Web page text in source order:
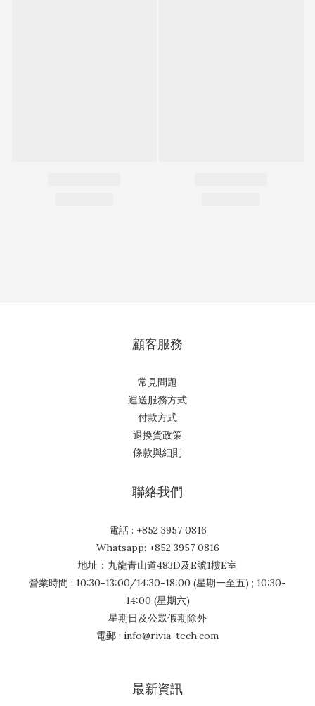
顧客服務
常見問題
運送服務方式
付款方式
退換貨政策
條款與細則
聯絡我們
電話 : +852 3957 0816
Whatsapp: +852 3957 0816
地址：九龍青山道483D及E號1樓E室
營業時間 : 10:30-13:00/14:30-18:00 (星期一至五) ; 10:30-
14:00 (星期六)
星期日及公眾假期除外
電郵 : info@rivia-tech.com
最新資訊